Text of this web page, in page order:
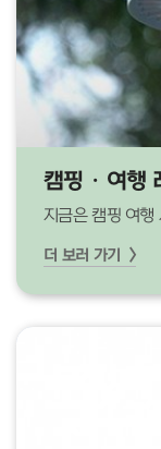
캠핑 · 여행
지금은 캠핑 여행
더 보러 가기 >